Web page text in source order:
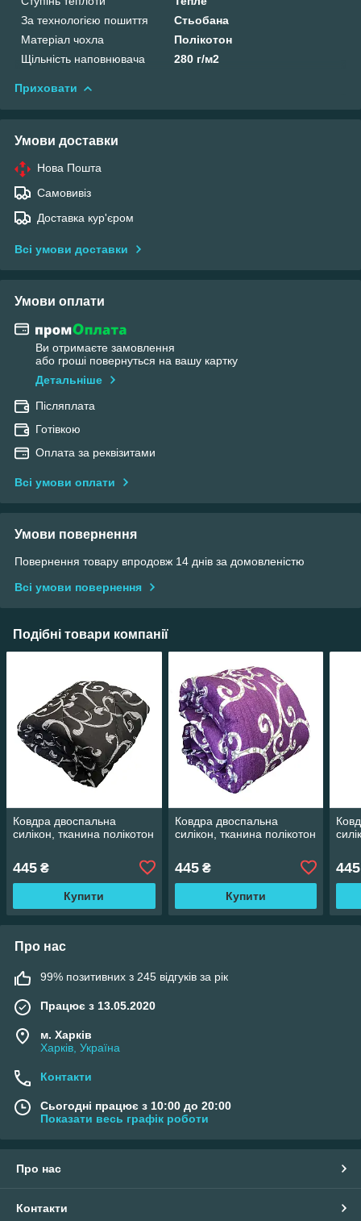
За технологією пошиття
Стьобана
Матеріал чохла
Полікотон
Щільність наповнювача
280 г/м2
Приховати
Умови доставки
Нова Пошта
Самовивіз
Доставка кур'єром
Всі умови доставки
Умови оплати
Ви отримаєте замовлення
або гроші повернуться на вашу картку
Детальніше
Післяплата
Готівкою
Оплата за реквізитами
Всі умови оплати
Умови повернення
Повернення товару впродовж 14 днів за домовленістю
Всі умови повернення
Подібні товари компанії
Ковдра двоспальна
силікон, тканина полікотон
445 ₴
Купити
Ковдра двоспальна
силікон, тканина полікотон
445₴
Купити
445
Про нас
99% позитивних з 245 відгуків за рік
Працює з 13.05.2020
м. Харків
Харків, Україна
Контакти
Сьогодні працює з 10:00 до 20:00
Показати весь графік роботи
Про нас
Контакти